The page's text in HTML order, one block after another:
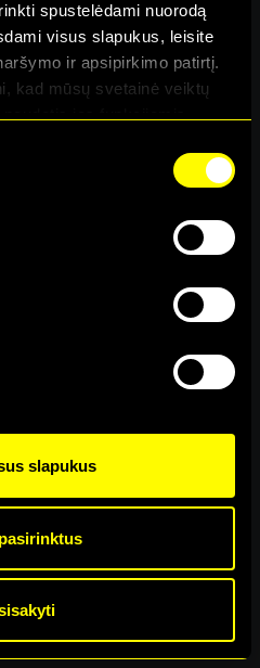
spustelėdami nuorodą
visus slapukus, leisite
ir apsipirkimo patirtį.
kad mūsų svetainė veiktų
slapukų pranešime, taip pat
slapukus
| Alma Master